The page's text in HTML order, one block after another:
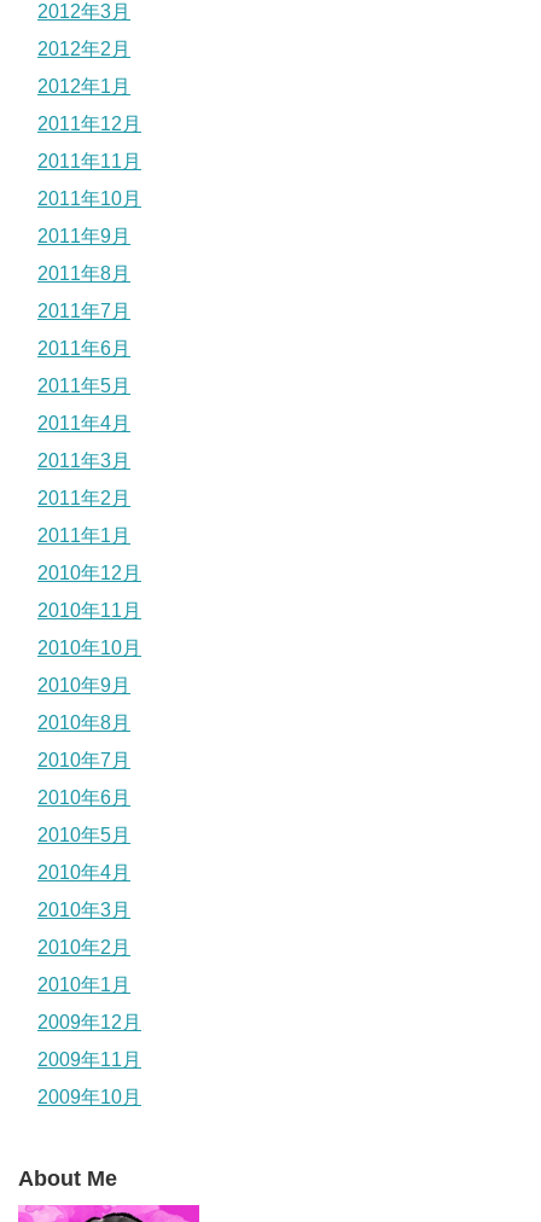
2012年3月
2012年2月
2012年1月
2011年12月
2011年11月
2011年10月
2011年9月
2011年8月
2011年7月
2011年6月
2011年5月
2011年4月
2011年3月
2011年2月
2011年1月
2010年12月
2010年11月
2010年10月
2010年9月
2010年8月
2010年7月
2010年6月
2010年5月
2010年4月
2010年3月
2010年2月
2010年1月
2009年12月
2009年11月
2009年10月
About Me